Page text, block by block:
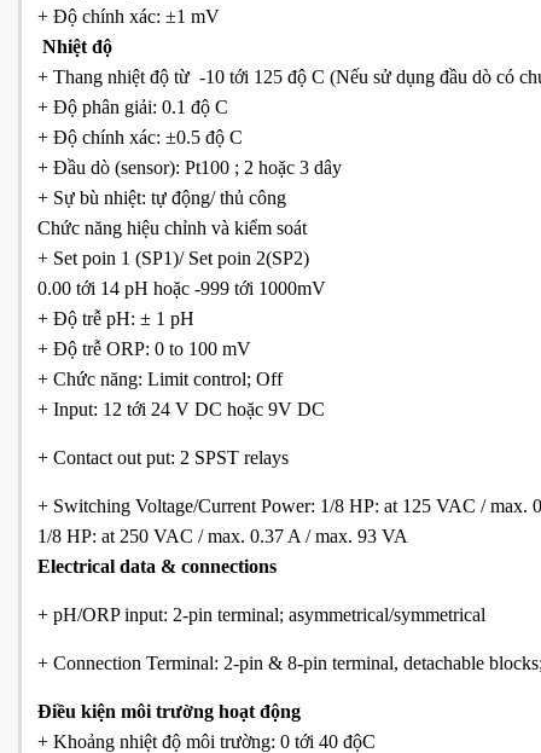
+ Độ chính xác: ±1 mV
Nhiệt độ
+ Thang nhiệt độ từ -10 tới 125 độ C (Nếu sử dụng đầu dò có
+ Độ phân giải: 0.1 độ C
+ Độ chính xác: ±0.5 độ C
+ Đầu dò (sensor): Pt100 ; 2 hoặc 3 dây
+ Sự bù nhiệt: tự động/ thủ công
Chức năng hiệu chỉnh và kiểm soát
+ Set poin 1 (SP1)/ Set poin 2(SP2)
0.00 tới 14 pH hoặc -999 tới 1000mV
+ Độ trễ pH: ± 1 pH
+ Độ trễ ORP: 0 to 100 mV
+ Chức năng: Limit control; Off
+ Input: 12 tới 24 V DC hoặc 9V DC
+ Contact out put: 2 SPST relays
+ Switching Voltage/Current Power: 1/8 HP: at 125 VAC / max.
1/8 HP: at 250 VAC / max. 0.37 A / max. 93 VA
Electrical data & connections
+ pH/ORP input: 2-pin terminal; asymmetrical/symmetrical
+ Connection Terminal: 2-pin & 8-pin terminal, detachable
Điều kiện môi trường hoạt động
+ Khoảng nhiệt độ môi trường: 0 tới 40 độC